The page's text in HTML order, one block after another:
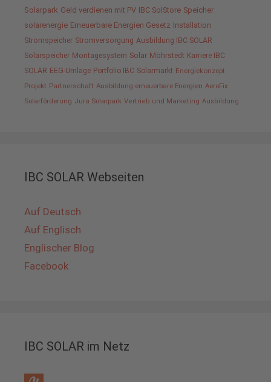
Solarpark Geld verdienen mit PV IBC SolStore Speicher
solarenergie Erneuerbare Energien Gesetz Installation
Stromspeicher Stromversorgung Ausbildung IBC SOLAR
Solarspeicher Montagesystem Solar Möhrstedt Karriere IBC
SOLAR EEG-Umlage Portfolio IBC Solarmarkt Energiekonzept
Projekt Partnerschaft Ausbildung erneuerbare Energien AeroFix
Solarförderung Jura Solarpark Vertrieb und Marketing Ausbildung
IBC SOLAR Webseiten
Auf Deutsch
Auf Englisch
Englischer Blog
Facebook
IBC SOLAR im Netz